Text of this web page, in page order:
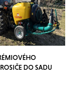
DO SADU